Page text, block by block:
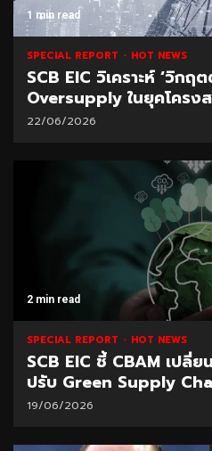
1 min read
SPECIAL REPORT HOT NEWS
SCB EIC วิเคราะห์ ‘วิก
Oversupply ในยุคโครงส
22/06/2026
2 min read
SPECIAL REPORT HOT NEWS
SCB EIC ชี้ CBAM เปลี่ย
ปรับ Green Supply
19/06/2026